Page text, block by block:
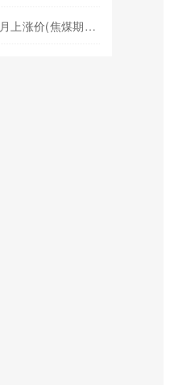
焦煤期货一般几月上涨价(焦煤期货夏天涨价吗)